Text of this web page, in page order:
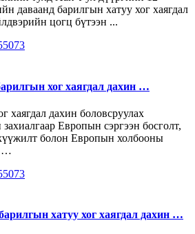
даваанд барилгын хатуу хог хаягдал
цогц бүтээн ...
хог хаягдал дахин …
хаягдал дахин боловсруулах
Европын сэргээн босголт,
болон Европын холбооны
…
хатуу хог хаягдал дахин …